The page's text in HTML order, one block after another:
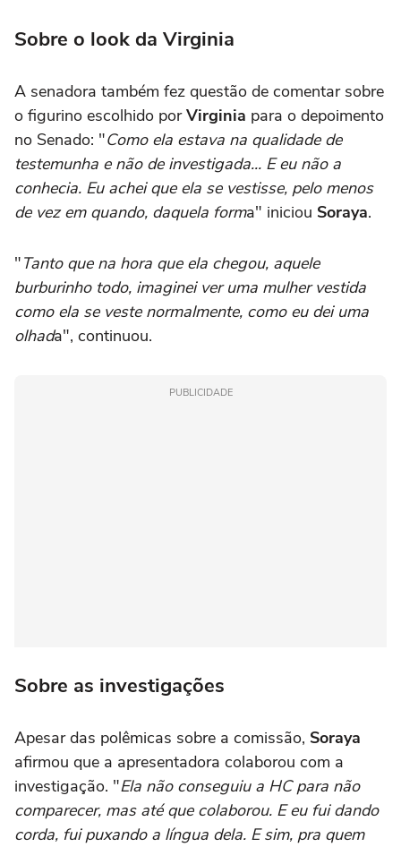
Sobre o look da Virginia
A senadora também fez questão de comentar sobre
o figurino escolhido porVirginia para o depoimento
no Senado: "Como ela estava na qualidade de
testemunha e não de investigada... E eu não a
conhecia. Eu achei que ela se vestisse, pelo menos
de vez em quando, daquela forma" iniciou Soraya.
"Tanto que na hora que ela chegou, aquele
burburinho todo, imaginei ver uma mulher vestida
como ela se veste normalmente, como eu dei uma
olhada", continuou.
PUBLICIDADE
Sobre as investigações
Apesar das polêmicas sobre a comissão, Soraya
afirmou que a apresentadora colaborou com a
investigação. "Ela não conseguiu a HC para não
comparecer, mas até que colaborou. E eu fui dando
corda, fui puxando a língua dela. E sim, pra quem